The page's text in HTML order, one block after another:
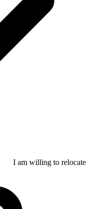
I am willing to relocate